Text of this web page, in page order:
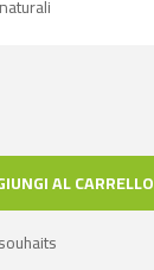
AL CARRELLO